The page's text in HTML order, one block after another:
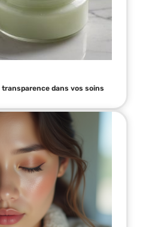
transparence dans vos soins